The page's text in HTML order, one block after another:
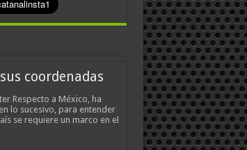
coordenadas
Respecto a México, ha
lo sucesivo, para entender
se requiere un marco en el